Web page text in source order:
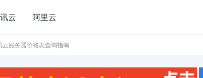
云 阿里云
云服务器价格表查询指南